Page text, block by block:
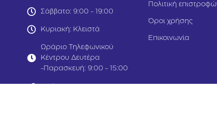
Σάββατο: 9:00 - 19:00
Κυριακή: Κλειστά
Ωράριο Τηλεφωνικού
Κέντρου Δευτέρα
-Παρασκευή: 9:00 - 15:00
Πολιτική
Όροι χρήσης
Επικοινωνία